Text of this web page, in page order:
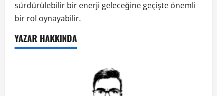
sürdürülebilir bir enerji geleceğine geçişte önemli
bir rol oynayabilir.
YAZAR HAKKINDA